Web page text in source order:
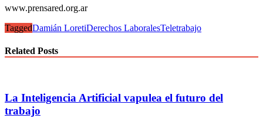
www.prensared.org.ar
TaggedDamián LoretiDerechos LaboralesTeletrabajo
Related Posts
La Inteligencia Artificial vapulea el futuro del
trabajo